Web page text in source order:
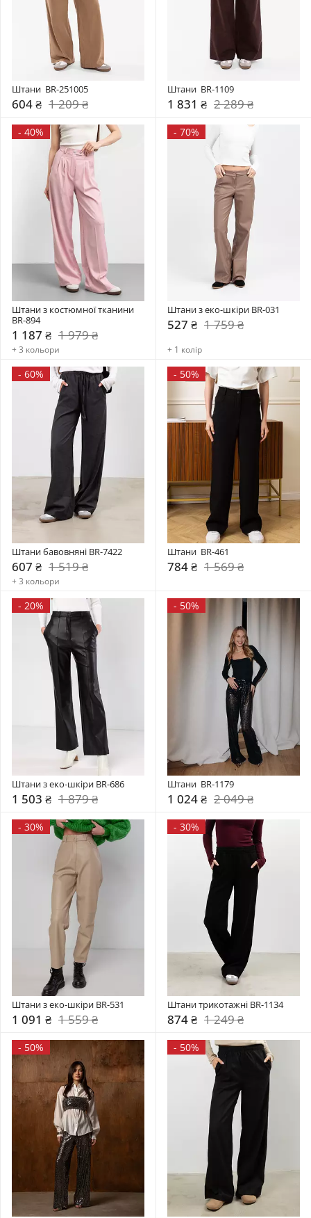
Штани  BR-251005
604 ₴ 1 209 ₴
Штани  BR-1109
1 831 ₴ 2 289 ₴
- 40%
Штани з костюмної тканини
BR-894
1 187 ₴ 1 979 ₴
+ 3 кольори
- 70%
Штани з еко-шкіри BR-031
527 ₴ 1 759 ₴
+ 1 колір
- 60%
Штани бавовняні BR-7422
607 ₴ 1 519 ₴
+ 3 кольори
- 50%
Штани  BR-461
784 ₴ 1 569 ₴
- 20%
Штани з еко-шкіри BR-686
1 503 ₴ 1 879 ₴
- 50%
Штани  BR-1179
1 024 ₴ 2 049 ₴
- 30%
Штани з еко-шкіри BR-531
1 091 ₴ 1 559 ₴
- 30%
Штани трикотажні BR-1134
874 ₴ 1 249 ₴
- 50% - 50%